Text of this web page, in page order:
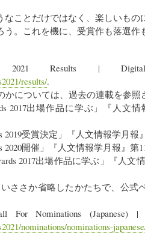
なことだけではなく、楽しいもの
う。これを機に、受賞作も落選
Results | Digital
results/.
かについては、過去の連載を参照
2017出場作品に学ぶ」『人文情
受賞決定」『人文情報学月報
開催」『人文情報学月報』第
2017出場作品に学ぶ」『人文
ささか省略したかたちで、公式
Nominations (Japanese) |
nominations/nominations-